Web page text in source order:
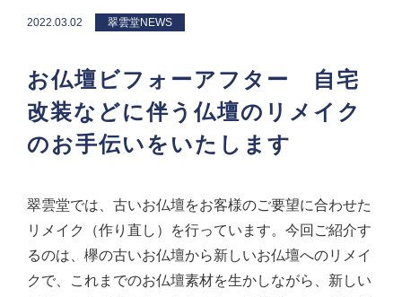
2022.03.02 翠雲堂NEWS
お仏壇ビフォーアフター 自宅
改装などに伴う仏壇のリメイク
のお手伝いをいたします
翠雲堂では、古いお仏壇をお客様のご要望に合わせた
リメイク（作り直し）を行っています。今回ご紹介す
るのは、欅の古いお仏壇から新しいお仏壇へのリメイ
クで、これまでのお仏壇素材を生かしながら、新しい